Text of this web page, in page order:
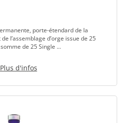
porte-étendard de la
l’assemblage d’orge issue de 25
de 25 Single ...
Plus d'infos